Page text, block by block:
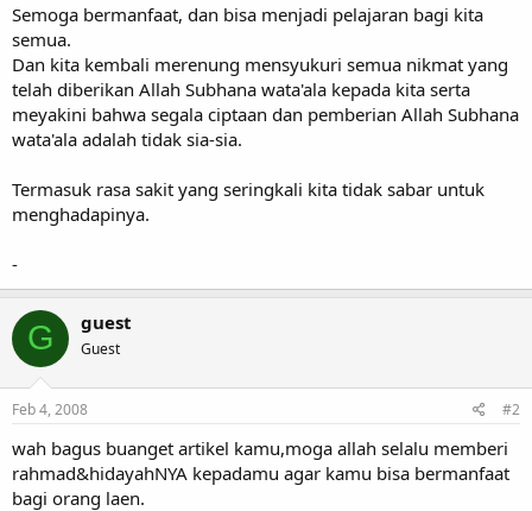
Semoga bermanfaat, dan bisa menjadi pelajaran bagi kita
semua.
Dan kita kembali merenung mensyukuri semua nikmat yang
telah diberikan Allah Subhana wata'ala kepada kita serta
meyakini bahwa segala ciptaan dan pemberian Allah Subhana
wata'ala adalah tidak sia-sia.
Termasuk rasa sakit yang seringkali kita tidak sabar untuk
menghadapinya.
-
G guest
Guest
Feb 4, 2008 #2
wah bagus buanget artikel kamu,moga allah selalu memberi
rahmad&hidayahNYA kepadamu agar kamu bisa bermanfaat
bagi orang laen.